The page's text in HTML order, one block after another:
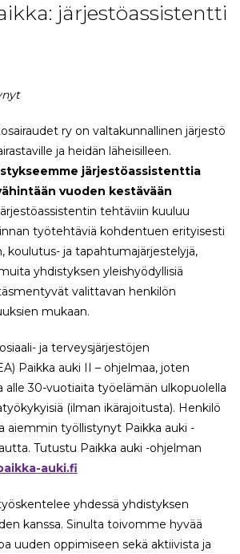
järjestöassistentti
ry on valtakunnallinen järjestö
ja heidän läheisilleen.
järjestöassistenttia
vuoden kestävään
tehtäviin kuuluu
työtehtäviä kohdentuen erityisesti
koulutus- ja tapahtumajärjestelyjä,
yhdistyksen yleishyödyllisiä
valittavan henkilön
mukaan.
ja terveysjärjestöjen
Paikka auki II – ohjelmaa, joten
alle 30-vuotiaita työelämän ulkopuolella
(ilman ikärajoitusta). Henkilö
aiemmin työllistynyt Paikka auki -
Tutustu Paikka auki -ohjelman
auki.fi
yhdessä yhdistyksen
kanssa. Sinulta toivomme hyvää
uuden oppimiseen sekä aktiivista ja